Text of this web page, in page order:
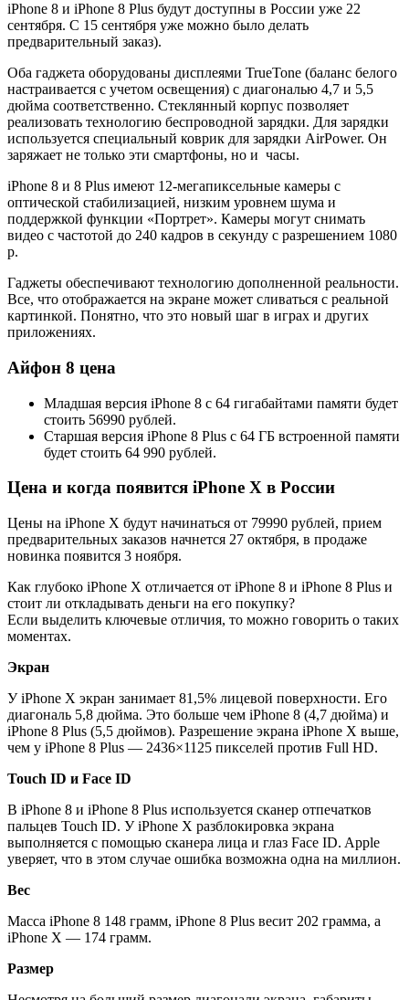
iPhone 8 и iPhone 8 Plus будут доступны в России уже 22
сентября. С 15 сентября уже можно было делать
предварительный заказ).
Оба гаджета оборудованы дисплеями TrueTone (баланс белого
настраивается с учетом освещения) с диагональю 4,7 и 5,5
дюйма соответственно. Стеклянный корпус позволяет
реализовать технологию беспроводной зарядки. Для зарядки
используется специальный коврик для зарядки AirPower. Он
заряжает не только эти смартфоны, но и часы.
iPhone 8 и 8 Plus имеют 12-мегапиксельные камеры с
оптической стабилизацией, низким уровнем шума и
поддержкой функции «Портрет». Камеры могут снимать
видео с частотой до 240 кадров в секунду с разрешением 1080
p.
Гаджеты обеспечивают технологию дополненной реальности.
Все, что отображается на экране может сливаться с реальной
картинкой. Понятно, что это новый шаг в играх и других
приложениях.
Айфон 8 цена
Младшая версия iPhone 8 с 64 гигабайтами памяти будет
стоить 56990 рублей.
Старшая версия iPhone 8 Plus с 64 ГБ встроенной памяти
будет стоить 64 990 рублей.
Цена и когда появится iPhone X в России
Цены на iPhone X будут начинаться от 79990 рублей, прием
предварительных заказов начнется 27 октября, в продаже
новинка появится 3 ноября.
Как глубоко iPhone X отличается от iPhone 8 и iPhone 8 Plus и
стоит ли откладывать деньги на его покупку?
Если выделить ключевые отличия, то можно говорить о таких
моментах.
Экран
У iPhone X экран занимает 81,5% лицевой поверхности. Его
диагональ 5,8 дюйма. Это больше чем iPhone 8 (4,7 дюйма) и
iPhone 8 Plus (5,5 дюймов). Разрешение экрана iPhone X выше,
чем у iPhone 8 Plus — 2436×1125 пикселей против Full HD.
Touch ID и Face ID
В iPhone 8 и iPhone 8 Plus используется сканер отпечатков
пальцев Touch ID. У iPhone X разблокировка экрана
выполняется с помощью сканера лица и глаз Face ID. Apple
уверяет, что в этом случае ошибка возможна одна на миллион.
Вес
Масса iPhone 8 148 грамм, iPhone 8 Plus весит 202 грамма, а
iPhone X — 174 грамм.
Размер